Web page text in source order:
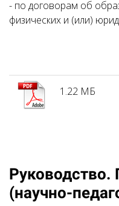
- по договорам об
физических и (или)
1.22 МБ
Руководство.
(научно-